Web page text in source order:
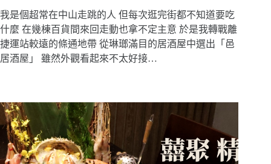
我是個超常在中山走跳的人 但每次逛完街都不知道要吃
什麼 在幾棟百貨間來回走動也拿不定主意 於是我轉戰離
捷運站較遠的條通地帶 從琳瑯滿目的居酒屋中選出「邑
居酒屋」 雖然外觀看起來不太好接…